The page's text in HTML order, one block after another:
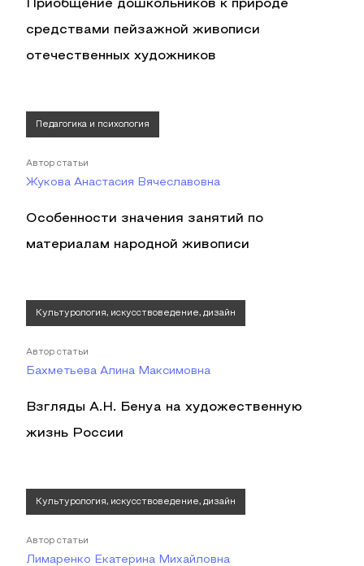
Приобщение дошкольников к природе
средствами пейзажной живописи
отечественных художников
Педагогика и психология
Автор статьи
Жукова Анастасия Вячеславовна
Особенности значения занятий по
материалам народной живописи
Культурология, искусствоведение, дизайн
Автор статьи
Бахметьева Алина Максимовна
Взгляды А.Н. Бенуа на художественную
жизнь России
Культурология, искусствоведение, дизайн
Автор статьи
Лимаренко Екатерина Михайловна